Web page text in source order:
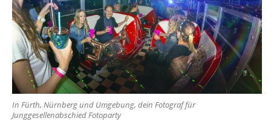
In Fürth, Nürnberg und Umgebung, dein Fotograf für
Junggesellenabschied Fotoparty